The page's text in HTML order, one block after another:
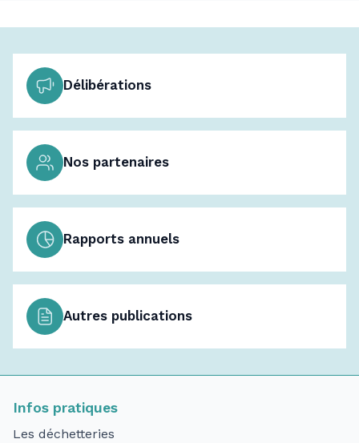
Délibérations
Nos partenaires
Rapports annuels
Autres publications
Infos pratiques
Les déchetteries